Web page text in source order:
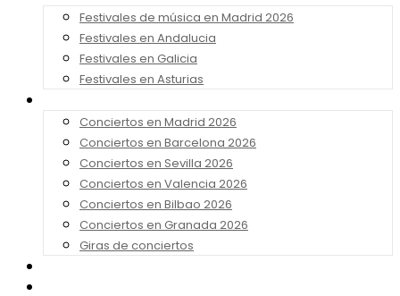
Festivales de música en Madrid 2026
Festivales en Andalucia
Festivales en Galicia
Festivales en Asturias
Conciertos en Madrid 2026
Conciertos en Barcelona 2026
Conciertos en Sevilla 2026
Conciertos en Valencia 2026
Conciertos en Bilbao 2026
Conciertos en Granada 2026
Giras de conciertos